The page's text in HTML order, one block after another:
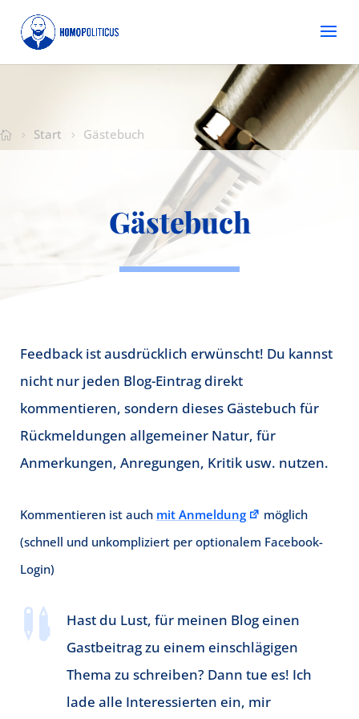
Start Gästebuch
Gästebuch
Feedback ist ausdrücklich erwünscht! Du kannst
nicht nur jeden Blog-Eintrag direkt
kommentieren, sondern dieses Gästebuch für
Rückmeldungen allgemeiner Natur, für
Anmerkungen, Anregungen, Kritik usw. nutzen.
Kommentieren ist auch mit Anmeldung
möglich
(schnell und unkompliziert per optionalem Facebook-
Login)

Hast du Lust, für meinen Blog einen
Gastbeitrag zu einem einschlägigen
Thema zu schreiben? Dann tue es! Ich
lade alle Interessierten ein, mir